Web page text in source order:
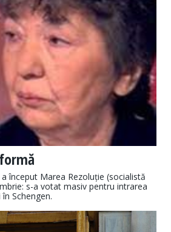
început Marea Rezoluție (socialistă
s-a votat masiv pentru intrarea
Schengen.